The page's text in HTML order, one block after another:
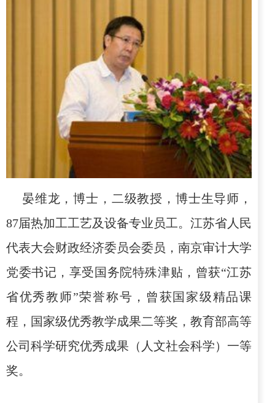
晏维龙，博士，二级教授，博士生导师，
87届热加工工艺及设备专业员工。江苏省人民
代表大会财政经济委员会委员，南京审计大学
党委书记，享受国务院特殊津贴，曾获“江苏
省优秀教师”荣誉称号，曾获国家级精品课
程，国家级优秀教学成果二等奖，教育部高等
公司科学研究优秀成果（人文社会科学）一等
奖。